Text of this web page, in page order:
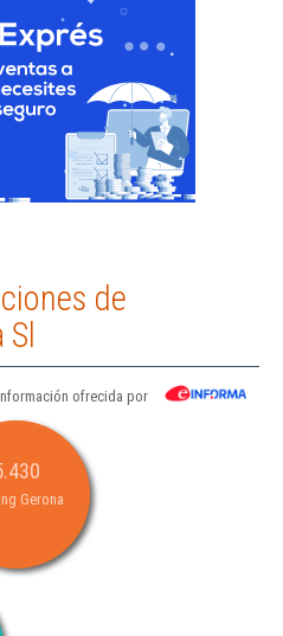
de
ofrecida por
Gerona